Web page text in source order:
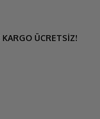
KARGO ÜCRETSİZ!